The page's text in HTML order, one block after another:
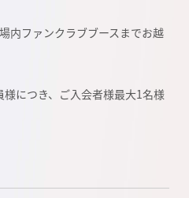
内ファンクラブブースまでお越
につき、ご入会者様最大1名様